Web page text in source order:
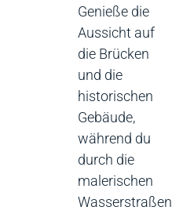
Genieße die
Aussicht auf
die Brücken
und die
historischen
Gebäude,
während du
durch die
malerischen
Wasserstraßen